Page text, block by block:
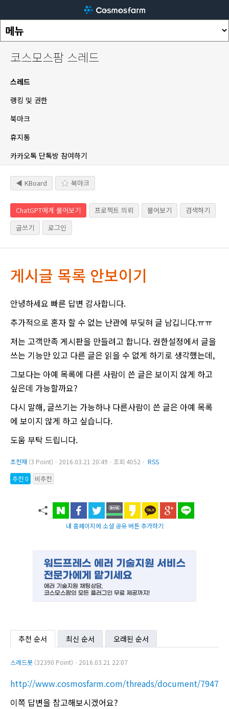
코스모스팜 스레드
스레드
랭킹 및 권한
북마크
휴지통
카카오톡 단톡방 참여하기
◀ KBoard 북마크
ChatGPT에게 물어보기 프로젝트 의뢰 물어보기
검색하기
글쓰기
로그인
게시글 목록 안보이기
안녕하세요 빠른 답변 감사합니다.
추가적으로 혼자 할 수 없는 난관에 부딪혀 글 남깁니다.ㅠㅠ
저는 고객만족 게시판을 만들려고 합니다. 권한설정에서 글을
쓰는 기능만 있고 다른 글은 읽을 수 없게 하기로 생각했는데,
그보다는 아예 목록에 다른 사람이 쓴 글은 보이지 않게 하고
싶은데 가능할까요?
다시 말해, 글쓰기는 가능하나 다른사람이 쓴 글은 아예 목록
에 보이지 않게 하고 싶습니다.
도움 부탁 드립니다.
초천재 (3 Point)ㆍ2016.03.21 20:49ㆍ조회 4052ㆍ RSS
추천 0
비추천
내 홈페이지에 소셜 공유 버튼 추가하기
추천 순서 최신 순서 오래된 순서
스레드봇 (32390 Point)ㆍ2016.03.21 22:07
http://www.cosmosfarm.com/threads/document/7947
이쪽 답변을 참고해보시겠어요?